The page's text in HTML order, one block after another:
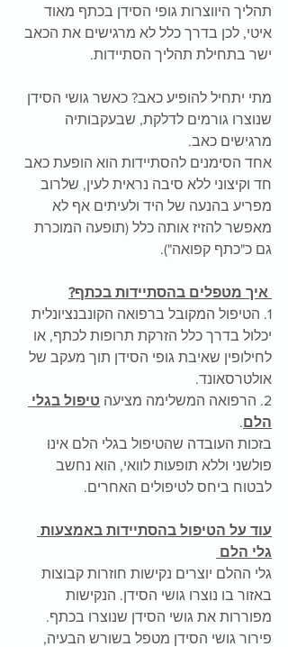
תהליך היווצרות גופי הסידן בכתף מאוד
איטי, לכן בדרך כלל לא מרגישים את הכאב
ישר בתחילת תהליך הסתיידות.
מתי יתחיל להופיע כאב? כאשר גושי הסידן
שנוצרו גורמים לדלקת, שבעקבותיה
מרגישים כאב.
אחד הסימנים להסתיידות הוא הופעת כאב
חד וקיצוני ללא סיבה נראית לעין, שלרוב
מפריע בהנעה של היד ולעיתים אף לא
מאפשר להזיז אותה כלל (תופעה המוכרת
גם כ"כתף קפואה").
איך מטפלים בהסתיידות בכתף?
1. הטיפול המקובל ברפואה הקונבנציונלית
יכלול בדרך כלל הזרקת תרופות לכתף, או
לחילופין שאיבת גופי הסידן תוך מעקב של
אולטרסאונד.
2. הרפואה המשלימה מציעה
טיפול בגלי
הלם.
בזכות העובדה שהטיפול בגלי הלם אינו
פולשני וללא תופעות לוואי, הוא נחשב
לבטוח ביחס לטיפולים האחרים.
עוד על הטיפול בהסתיידות באמצעות
גלי הלם
גלי ההלם יוצרים נקישות חוזרות קבוצות
באזור בו נוצרו גושי הסידן. הנקישות
מפוררות את גושי הסידן שנוצרו בכתף.
פירור גושי הסידן מטפל בשורש הבעיה,